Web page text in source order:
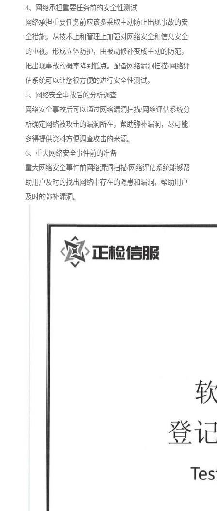
4、网络承担重要任务前的安全性测试
网络承担重要任务前应该多采取主动防止出现事故的安
全措施，从技术上和管理上加强对网络安全和信息安全
的重视，形成立体防护，由被动修补变成主动的防范，
把出现事故的概率降到低点。配备网络漏洞扫描/网络评
估系统可以让您很方便的进行安全性测试。
5、网络安全事故后的分析调查
网络安全事故后可以通过网络漏洞扫描/网络评估系统分
析确定网络被攻击的漏洞所在，帮助弥补漏洞，尽可能
多得提供资料方便调查攻击的来源。
6、重大网络安全事件前的准备
重大网络安全事件前网络漏洞扫描/网络评估系统能够帮
助用户及时的找出网络中存在的隐患和漏洞，帮助用户
及时的弥补漏洞。